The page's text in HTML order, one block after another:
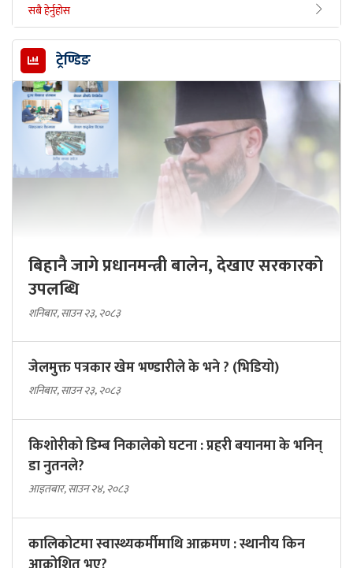
सबै हेर्नुहोस
ट्रेण्डिङ
बिहानै जागे प्रधानमन्त्री बालेन, देखाए सरकारकाे
उपलब्धि
शनिबार, साउन २३, २०८३
जेलमुक्त पत्रकार खेम भण्डारीले के भने ? (भिडियो)
शनिबार, साउन २३, २०८३
किशोरीको डिम्ब निकालेको घटना : प्रहरी बयानमा के भनिन्
डा नुतनले?
आइतबार, साउन २४, २०८३
कालिकोटमा स्वास्थ्यकर्मीमाथि आक्रमण : स्थानीय किन